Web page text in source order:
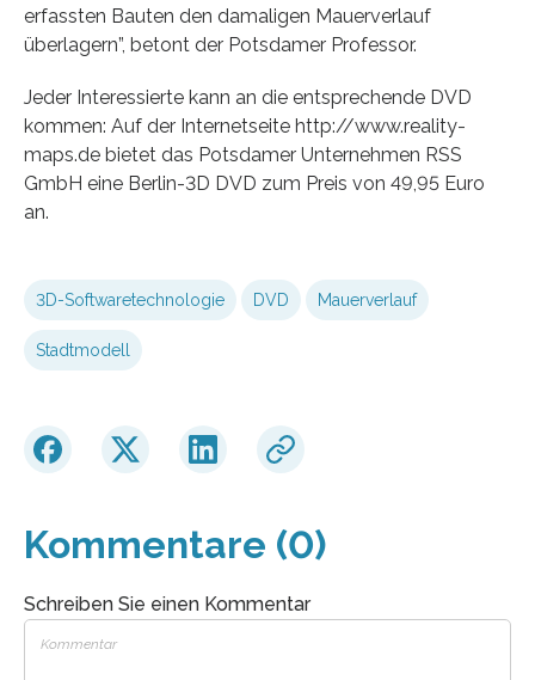
erfassten Bauten den damaligen Mauerverlauf
überlagern”, betont der Potsdamer Professor.
Jeder Interessierte kann an die entsprechende DVD
kommen: Auf der Internetseite http://www.reality-
maps.de bietet das Potsdamer Unternehmen RSS
GmbH eine Berlin-3D DVD zum Preis von 49,95 Euro
an.
3D-Softwaretechnologie DVD Mauerverlauf
Stadtmodell
Kommentare (0)
Schreiben Sie einen Kommentar